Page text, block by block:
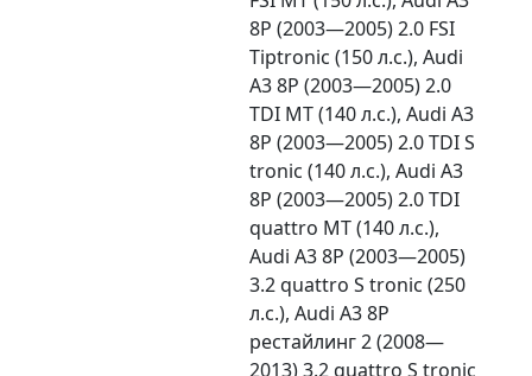
8P (2003—2005) 2.0 FSI
Tiptronic (150 л.с.), Audi
A3 8P (2003—2005) 2.0
TDI MT (140 л.с.), Audi A3
8P (2003—2005) 2.0 TDI S
tronic (140 л.с.), Audi A3
8P (2003—2005) 2.0 TDI
quattro MT (140 л.с.),
Audi A3 8P (2003—2005)
3.2 quattro S tronic (250
л.с.), Audi A3 8P
рестайлинг 2 (2008—
2013) 3.2 quattro S tronic